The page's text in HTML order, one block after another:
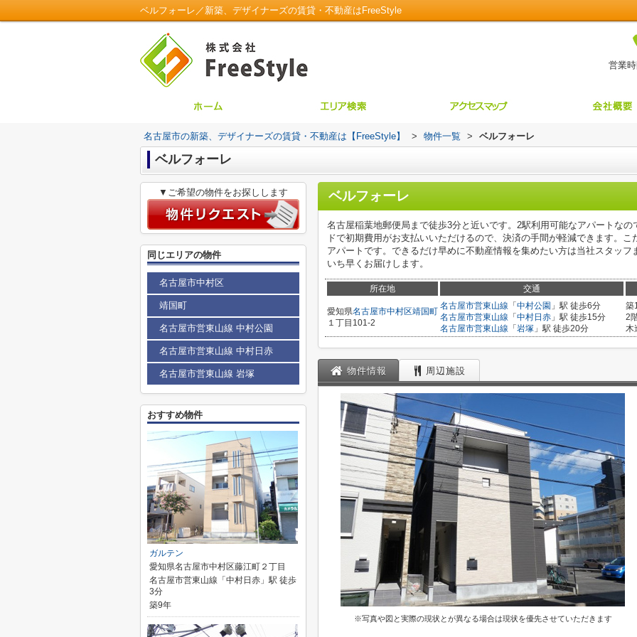
ベルフォーレ／新築、デザイナーズの賃貸・不動産はFreeStyle
営業
名古屋市の新築、デザイナーズの賃貸・不動産は【FreeStyle】 > 物件一覧 > ベルフォーレ
ベルフォーレ
ベルフォーレ
名古屋稲葉地郵便局まで徒歩3分と近いです。2駅利用可能なアパートな
ドで初期費用がお支払いいただけるので、決済の手間が軽減できます。
アパートです。できるだけ早めに不動産情報を集めたい方は当社スタッ
いち早くお届けします。
所在地 交通
愛知県名古屋市中村区靖国町
１丁目101-2
名古屋市営東山線 「 中村公園 」駅 徒歩6分
名古屋市営東山線 「 中村日赤 」駅 徒歩15分
名古屋市営東山線 「 岩塚 」駅 徒歩20分
築
2
木
物件情報 周辺施設
※写真や図と実際の現状とが異なる場合は現状を優先させていただきます
▼ご希望の物件をお探しします
同じエリアの物件
名古屋市中村区
靖国町
名古屋市営東山線 中村公園
名古屋市営東山線 中村日赤
名古屋市営東山線 岩塚
おすすめ物件
ガルテン
愛知県名古屋市中村区藤江町２丁目
名古屋市営東山線「中村日赤」駅 徒歩
3分
築9年